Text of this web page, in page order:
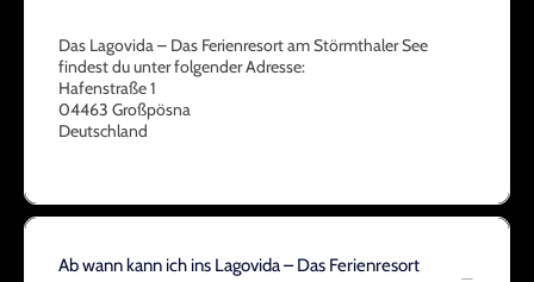
Das Lagovida – Das Ferienresort am Störmthaler See
findest du unter folgender Adresse:
Hafenstraße 1
04463 Großpösna
Deutschland
Ab wann kann ich ins Lagovida – Das Ferienresort